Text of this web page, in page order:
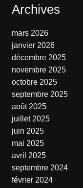
Archives
mars 2026
janvier 2026
décembre 2025
novembre 2025
octobre 2025
septembre 2025
août 2025
juillet 2025
juin 2025
mai 2025
avril 2025
septembre 2024
février 2024